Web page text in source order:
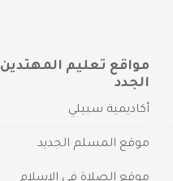
مواقع تعليم المهتدين
الجدد
أكاديمية سبيلي
موقع المسلم الجديد